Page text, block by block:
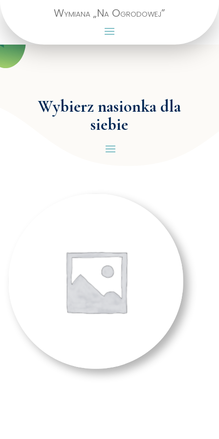
Wymiana „Na Ogrodowej”
Wybierz nasionka dla
siebie